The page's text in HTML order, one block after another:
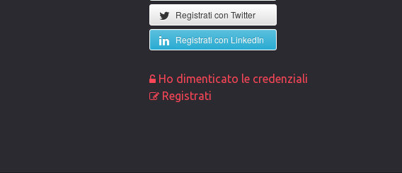
Registrati con Twitter
Registrati con LinkedIn
Ho dimenticato le credenziali
Registrati